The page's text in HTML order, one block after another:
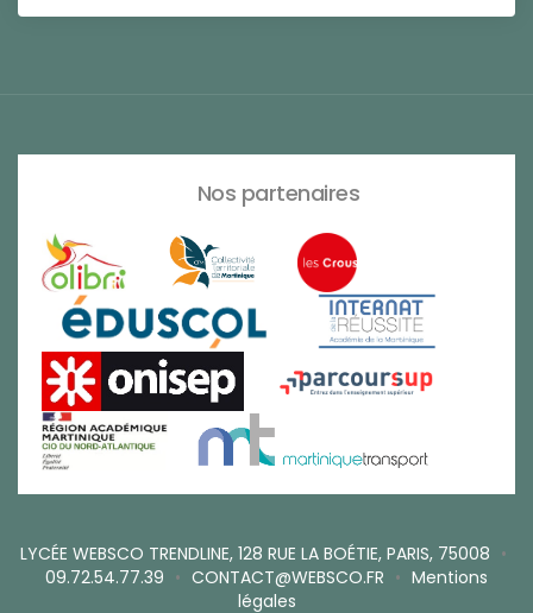
Nos partenaires
LYCÉE WEBSCO TRENDLINE, 128 RUE LA BOÉTIE, PARIS, 75008 •
09.72.54.77.39 • CONTACT@WEBSCO.FR • Mentions
légales